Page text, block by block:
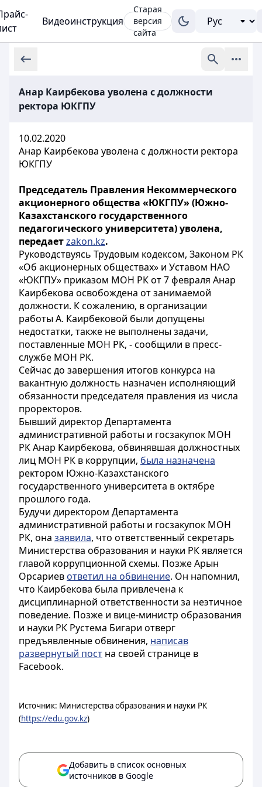
Видеоинструкция
Старая
версия
сайта
Анар Каирбекова уволена с должности
ректора ЮКГПУ
10.02.2020
Анар Каирбекова уволена с должности ректора
ЮКГПУ
Председатель Правления Некоммерческого
акционерного общества «ЮКГПУ» (Южно-
Казахстанского государственного
педагогического университета) уволена,
передаетzakon.kz.
Руководствуясь Трудовым кодексом, Законом РК
«Об акционерных обществах» и Уставом НАО
«ЮКГПУ» приказом МОН РК от 7 февраля Анар
Каирбекова освобождена от занимаемой
должности. К сожалению, в организации
работы А. Каирбековой были допущены
недостатки, также не выполнены задачи,
поставленные МОН РК, - сообщили в пресс-
службе МОН РК.
Сейчас до завершения итогов конкурса на
вакантную должность назначен исполняющий
обязанности председателя правления из числа
проректоров.
Бывший директор Департамента
административной работы и госзакупок МОН
РК Анар Каирбекова, обвинявшая должностных
лиц МОН РК в коррупции, была назначена
ректором Южно-Казахстанского
государственного университета в октябре
прошлого года.
Будучи директором Департамента
административной работы и госзакупок МОН
РК, она заявила, что ответственный секретарь
Министерства образования и науки РК является
главой коррупционной схемы. Позже Арын
Орсариев ответил на обвинение. Он напомнил,
что Каирбекова была привлечена к
дисциплинарной ответственности за неэтичное
поведение. Позже и вице-министр образования
и науки РК Рустема Бигари отверг
предъявленные обвинения, написав
развернутый пост на своей странице в
Facebook.
Источник: Министерства образования и науки РК
(https://edu.gov.kz)
Добавить в список основных
источников в Google